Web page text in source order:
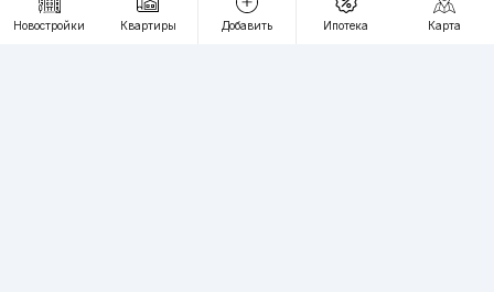
Новостройки Квартиры Добавить Ипотека Карта
Пн-Пт. С 9:30 до 18:00